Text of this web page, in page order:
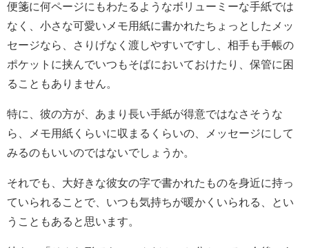
便箋に何ページにもわたるようなボリューミーな手紙では
なく、小さな可愛いメモ用紙に書かれたちょっとしたメッ
セージなら、さりげなく渡しやすいですし、相手も手帳の
ポケットに挟んでいつもそばにおいておけたり、保管に困
ることもありません。
特に、彼の方が、あまり長い手紙が得意ではなさそうな
ら、メモ用紙くらいに収まるくらいの、メッセージにして
みるのもいいのではないでしょうか。
それでも、大好きな彼女の字で書かれたものを身近に持っ
ていられることで、いつも気持ちが暖かくいられる、とい
うこともあると思います。